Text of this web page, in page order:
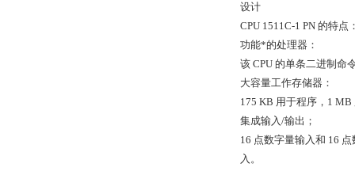
设计
CPU 1511C-1 PN 的特点
功能*的处理器：
该 CPU 的单条二进制命
大容量工作存储器：
175 KB 用于程序，1 MB
集成输入/输出；
16 点数字量输入和 16
入。